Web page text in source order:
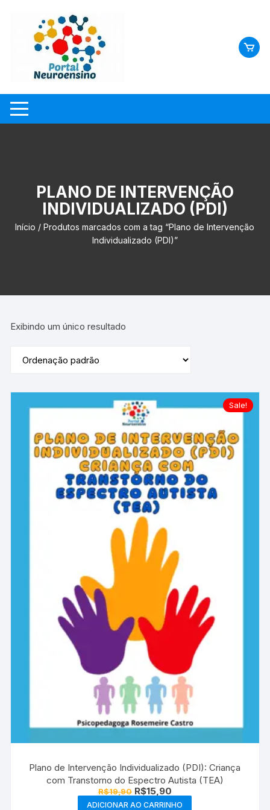
PLANO DE INTERVENÇÃO
INDIVIDUALIZADO (PDI)
Início / Produtos marcados com a tag “Plano de Intervenção
Individualizado (PDI)”
Exibindo um único resultado
Sale!
Plano de Intervenção Individualizado (PDI): Criança
com Transtorno do Espectro Autista (TEA)
R$19,90 O
preço
R$15,90O
preço
ADICIONAR AO CARRINHO